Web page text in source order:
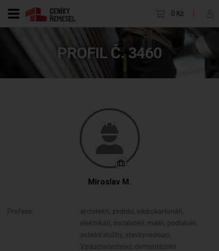
0 Kč
PROFIL Č. 3460
Miroslav M.
Profese:
architekti, zedníci, sádrokartonáři,
elektrikáři, instalatéři, malíři, podlaháři,
ostatní služby, stavbyvedoucí,
Vzduchotechnici, demontážníci